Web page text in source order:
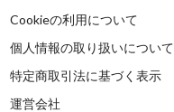
Cookieの利用について
個人情報の取り扱いについて
特定商取引法に基づく表示
運営会社